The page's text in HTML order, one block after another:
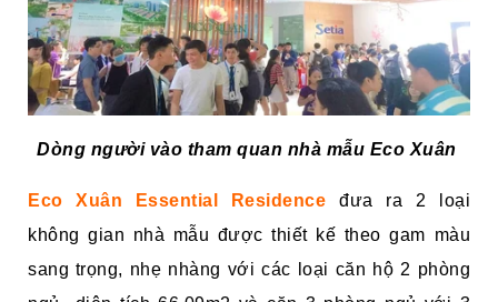
Dòng người vào tham quan nhà mẫu Eco Xuân
Eco Xuân Essential Residence đưa ra 2 loại
không gian nhà mẫu được thiết kế theo gam màu
sang trọng, nhẹ nhàng với các loại căn hộ 2 phòng